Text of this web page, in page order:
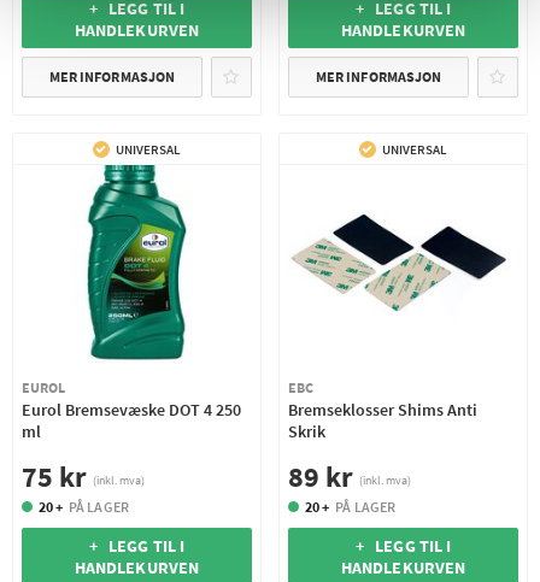
+ LEGG TIL I
HANDLEKURVEN
MER INFORMASJON
+ LEGG TIL I
HANDLEKURVEN
MER INFORMASJON
UNIVERSAL
EUROL
Eurol Bremsevæske DOT 4 250
ml
75 kr (inkl. mva)
20 + PÅ LAGER
+ LEGG TIL I
HANDLEKURVEN
UNIVERSAL
EBC
Bremseklosser Shims Anti
Skrik
89 kr (inkl. mva)
20 + PÅ LAGER
+ LEGG TIL I
HANDLEKURVEN